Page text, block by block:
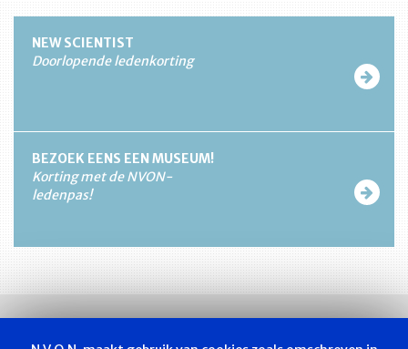
NEW SCIENTIST
Doorlopende ledenkorting
BEZOEK EENS EEN MUSEUM!
Korting met de NVON-
ledenpas!